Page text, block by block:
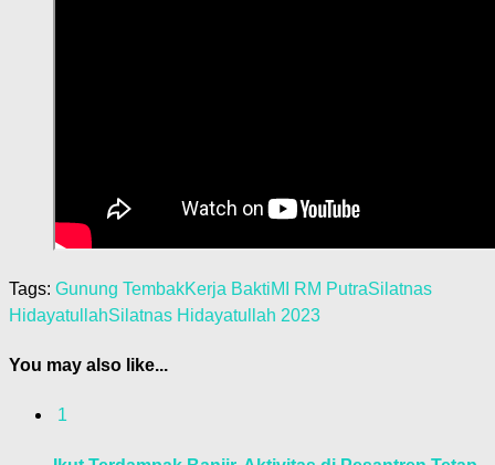
Tags: Gunung TembakKerja BaktiMI RM PutraSilatnas
HidayatullahSilatnas Hidayatullah 2023
You may also like...
1